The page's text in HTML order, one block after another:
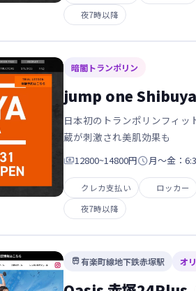
夜7時以降
暗闇トランポリン
jump one Shibuya
日本初のトランポリンフィ
蔵が刺激され美肌効果も
12800~14800円月～金：
クレカ支払い ロッカー
夜7時以降
有楽町線地下鉄赤塚駅 オ